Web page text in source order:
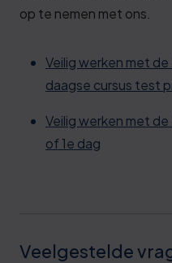
op te nemen met ons.
Veilig werken met
daagse cursus test
Veilig werken met
of 1e dag
Veelgestelde